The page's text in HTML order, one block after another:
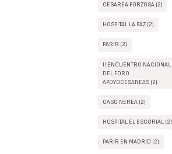
CESÁREA FORZOSA (2)
HOSPITAL LA PAZ (2)
PARIR (2)
II ENCUENTRO NACIONAL
DEL FORO
APOYOCESAREAS (2)
CASO NEREA (2)
HOSPITAL EL ESCORIAL (2)
PARIR EN MADRID (2)